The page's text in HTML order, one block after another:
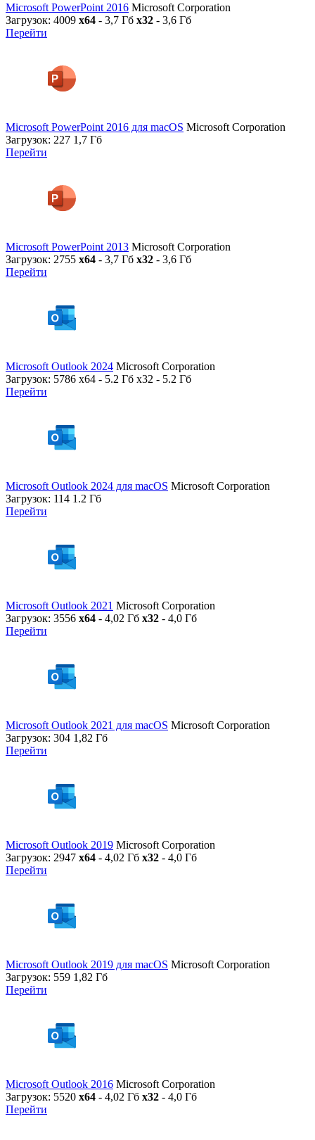
Microsoft PowerPoint 2016 Microsoft Corporation
Загрузок: 4009 x64 - 3,7 Гб x32 - 3,6 Гб
Перейти
Microsoft PowerPoint 2016 для macOS Microsoft Corporation
Загрузок: 227 1,7 Гб
Перейти
Microsoft PowerPoint 2013 Microsoft Corporation
Загрузок: 2755 x64 - 3,7 Гб x32 - 3,6 Гб
Перейти
Microsoft Outlook 2024 Microsoft Corporation
Загрузок: 5786 x64 - 5.2 Гб x32 - 5.2 Гб
Перейти
Microsoft Outlook 2024 для macOS Microsoft Corporation
Загрузок: 114 1.2 Гб
Перейти
Microsoft Outlook 2021 Microsoft Corporation
Загрузок: 3556 x64 - 4,02 Гб x32 - 4,0 Гб
Перейти
Microsoft Outlook 2021 для macOS Microsoft Corporation
Загрузок: 304 1,82 Гб
Перейти
Microsoft Outlook 2019 Microsoft Corporation
Загрузок: 2947 x64 - 4,02 Гб x32 - 4,0 Гб
Перейти
Microsoft Outlook 2019 для macOS Microsoft Corporation
Загрузок: 559 1,82 Гб
Перейти
Microsoft Outlook 2016 Microsoft Corporation
Загрузок: 5520 x64 - 4,02 Гб x32 - 4,0 Гб
Перейти